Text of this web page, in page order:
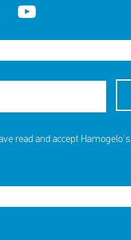
read and accept Hamogelo's